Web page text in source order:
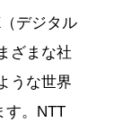
課題に
（デジタル
ざまな社
うな世界
す。NTT